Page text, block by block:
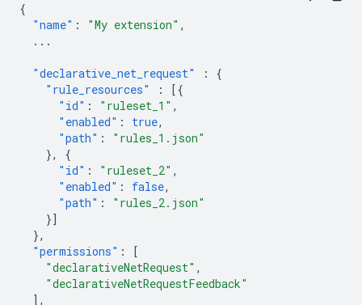
{
"name" : "My extension" ,
...
"declarative_net_request" :
{
"rule_resources"
:
[{
"id" : "ruleset_1" ,
"enabled" : true,
"path" :
"rules_1.json"
},
{
"id" : "ruleset_2" ,
"enabled" : false,
"path" :
"rules_2.json"
}]
},
"permissions" :
[
"declarativeNetRequest" ,
"declarativeNetRequestFeedback"
],